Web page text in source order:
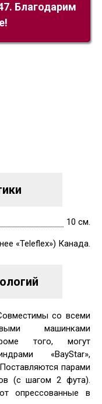
Благодарим
10 см.
«Teleflex») Канада.
со всеми
машинками
того, могут
«BayStar»,
парами
(с шагом 2 фута).
опрессованные в